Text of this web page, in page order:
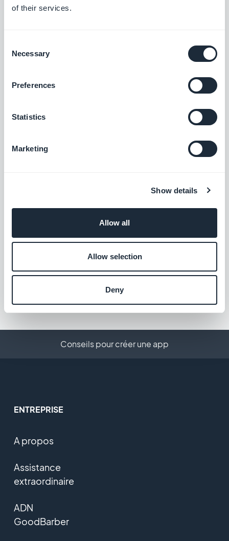
of their services.
Selection
Necessary
Preferences
Statistics
Marketing
Show details
Allow all
Allow selection
Deny
Augmentez vos ventes en proposant une
Offrez à vos clients belges la solution de
EPS
Proposez une nouvelle solution de
autrichien
Conseils pour créer une app
ENTREPRISE
A propos
Assistance
extraordinaire
ADN
GoodBarber